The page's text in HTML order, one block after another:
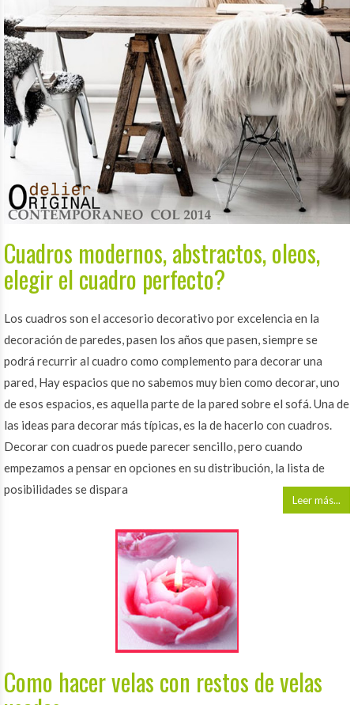
Cuadros modernos, abstractos, oleos,
elegir el cuadro perfecto?
Los cuadros son el accesorio decorativo por excelencia en la
decoración de paredes, pasen los años que pasen, siempre se
podrá recurrir al cuadro como complemento para decorar una
pared, Hay espacios que no sabemos muy bien como decorar, uno
de esos espacios, es aquella parte de la pared sobre el sofá. Una de
las ideas para decorar más típicas, es la de hacerlo con cuadros.
Decorar con cuadros puede parecer sencillo, pero cuando
empezamos a pensar en opciones en su distribución, la lista de
posibilidades se dispara
Leer más...
Como hacer velas con restos de velas